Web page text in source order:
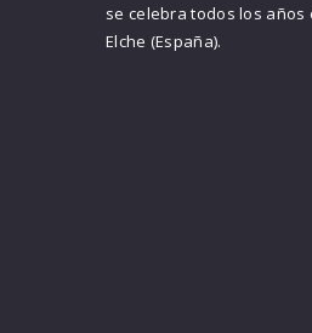
se celebra todos los años
Elche (España).